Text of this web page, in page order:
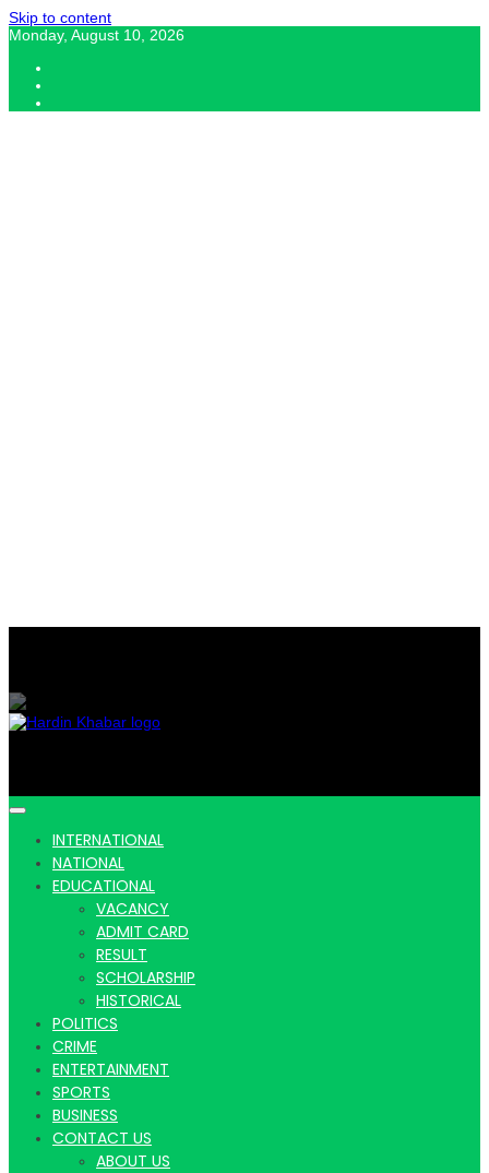
Skip to content
Monday, August 10, 2026
Hardin
Khabar |
Hindi
INTERNATIONAL
NATIONAL
EDUCATIONAL
VACANCY
ADMIT CARD
RESULT
SCHOLARSHIP
HISTORICAL
POLITICS
CRIME
ENTERTAINMENT
SPORTS
BUSINESS
CONTACT US
ABOUT US